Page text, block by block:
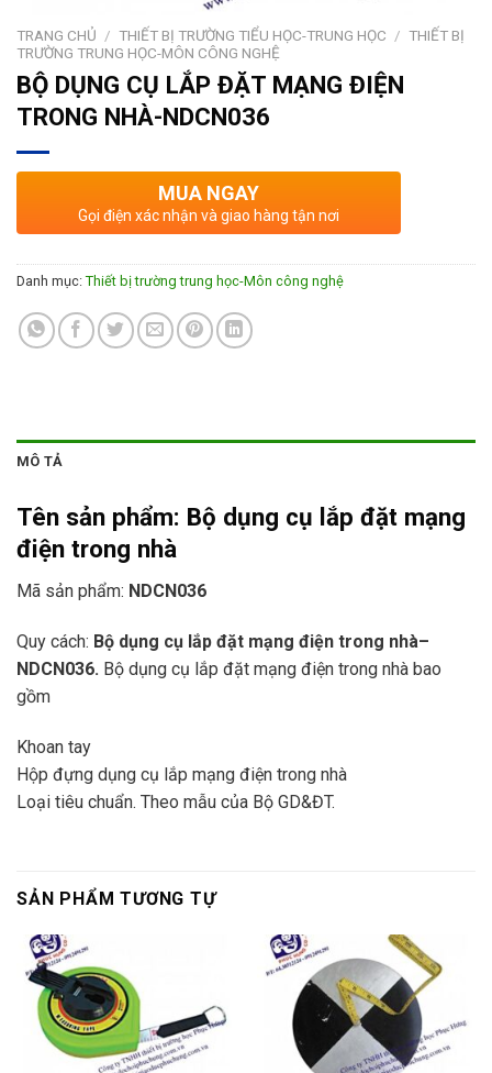
TRANG CHỦ / THIẾT BỊ TRƯỜNG TIỂU HỌC-TRUNG HỌC / THIẾT BỊ
TRƯỜNG TRUNG HỌC-MÔN CÔNG NGHỆ
BỘ DỤNG CỤ LẮP ĐẶT MẠNG ĐIỆN
TRONG NHÀ-NDCN036
MUA NGAY
Gọi điện xác nhận và giao hàng tận nơi
Danh mục: Thiết bị trường trung học-Môn công nghệ
MÔ TẢ
Tên sản phẩm: Bộ dụng cụ lắp đặt mạng
điện trong nhà
Mã sản phẩm: NDCN036
Quy cách: Bộ dụng cụ lắp đặt mạng điện trong nhà–
NDCN036. Bộ dụng cụ lắp đặt mạng điện trong nhà bao
gồm
Khoan tay
Hộp đựng dụng cụ lắp mạng điện trong nhà
Loại tiêu chuẩn. Theo mẫu của Bộ GD&ĐT.
SẢN PHẨM TƯƠNG TỰ